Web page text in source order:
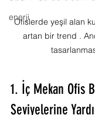
enerji
Ofislerde yeşil alan
artan bir trend .
1. İç Mekan Ofis
Seviyelerine